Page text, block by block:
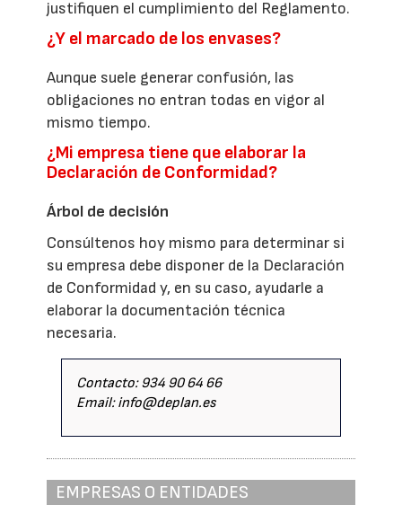
justifiquen el cumplimiento del Reglamento.
¿Y el marcado de los envases?
Aunque suele generar confusión, las
obligaciones no entran todas en vigor al
mismo tiempo.
¿Mi empresa tiene que elaborar la
Declaración de Conformidad?
Árbol de decisión
Consúltenos hoy mismo para determinar si
su empresa debe disponer de la Declaración
de Conformidad y, en su caso, ayudarle a
elaborar la documentación técnica
necesaria.
Contacto: 934 90 64 66
Email: info@deplan.es
EMPRESAS O ENTIDADES